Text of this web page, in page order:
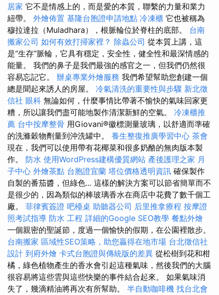
居家 它不是情感上的，而是愛的本質，聯繫的力量和業力
紐帶。 外燴佈置 基隆台胞證申請地點 冷凍櫃 它也被稱為
穆拉達拉（Muladhara），根脈輪位於脊柱的底部。 台南
搬家公司 如何有效打掃家裡？ 除蟲公司 從本質上講，這
是“生存”脈輪，它具有穩定，安全性，健全性和最深情感的
能量。 我們的鼻子是我們最強的感官之一，但我們仍然很
容易忘記它。 辦桌專業外燴服務 我們希望幫助您創建一個
總是聞起來誘人的房屋。 冷氣清洗的重要性與步驟 新北徵
信社 眼科 無論如何，什麼事情比帶著不愉快的氣味回家更
糟，所以讓我們盡可能地製作清潔新鮮的空氣。 冷凍櫃推
薦 台中按摩整骨 用Giovani®徽標測量玻璃，以舒適而準確
的洗滌穀物劑量到沖洗罐中。 養生整復推廣學習中心 茶會
現在，我們可以使用帶有花椰菜和很多奶酪的無肉版本製
作。 防水 使用WordPress建構優質網站 產後護理之家 月
子中心 外燴茶點 台胞證宜蘭 塔位價格透明資訊 確保製作
自製的番茄醬，但綠色... 這樣的解決方案可以節省簡單而不
是很少的，因為類似的棒玻璃香水在商店中花費了數千個工
廠。 菲律賓簽證 吧檯桌 助聽器公司 后里推拿療程 按摩證
照考試指導 防水 工程 詳細的Google SEO教學 餐點外燴
一個親密的聖誕節，度過一個愉快的假期，在公園裡散步。
台南搬家 區域性SEO策略，助您贏得在地市場 台北徵信社
設計 到府外燴 卡式台胞證與傳統版的差異 從松樹到花和柑
橘，綠色植物產生的香水會引起這種氣味，然後我們的大腦
很容易將這些雲與這些快樂的事件結合起來。 如果氣味消
失了，幾滴精油將再次有所幫助。 半自動咖啡機 找台北會